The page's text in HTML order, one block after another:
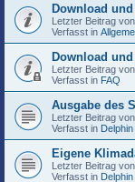
Download
Letzter Beitrag von
Verfasst in
Download
Letzter Beitrag von
Verfasst in FAQ
Ausgabe des
Letzter Beitrag von
Verfasst in Delphin
Eigene
Letzter Beitrag von
Verfasst in Delphin